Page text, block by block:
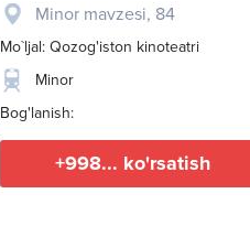
Minor mavzesi, 84
Mo`ljal: Qozog'iston kinoteatri
Minor
Bog'lanish:
+998... ko'rsatish